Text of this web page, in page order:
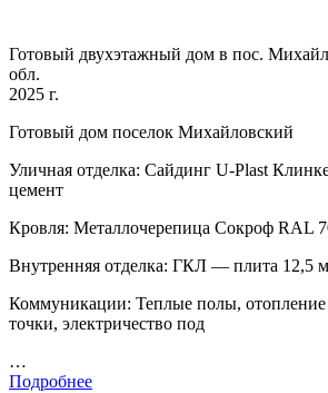
Готовый двухэтажный дом в пос.
обл.
2025 г.
Готовый дом поселок Михайловский
Уличная отделка: Сайдинг U-Plast
цемент
Кровля: Металлочерепица Сокроф RAL
Внутренняя отделка: ГКЛ — плита 12,5
Коммуникации: Теплые полы, отопление
точки, электричество под
…
Подробнее